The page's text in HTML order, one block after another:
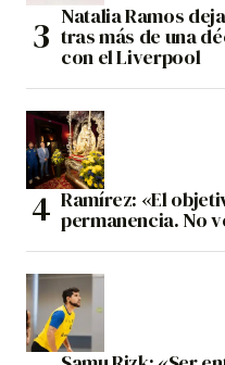
Natalia Ramos
tras más de una
con el Liverpool
Ramírez: «El
permanencia. No